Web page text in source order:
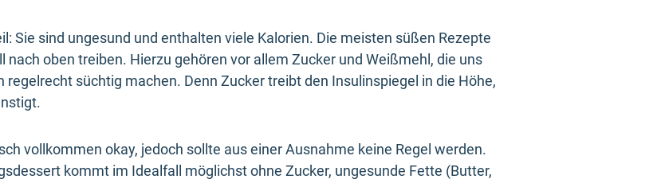
Sie sind ungesund und enthalten viele Kalorien. Die meisten süßen Rezepte
nach oben treiben. Hierzu gehören vor allem Zucker und Weißmehl, die uns
süchtig machen. Denn Zucker treibt den Insulinspiegel in die Höhe,
vollkommen okay, jedoch sollte aus einer Ausnahme keine Regel werden.
kommt im Idealfall möglichst ohne Zucker, ungesunde Fette (Butter,